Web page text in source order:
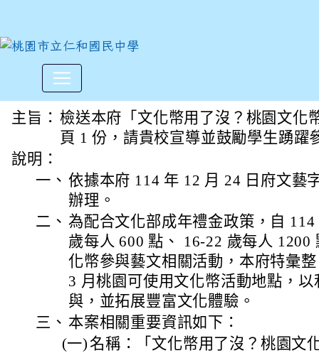
「文化幣用了沒？桃園文化幣
主旨： 檢送本府「文化幣用了沒？桃園文化
頁 1 份，請貴校宣導並鼓勵學生踴躍
說明：
一、 依據本府 114 年 12 月 24 日府文藝
辦理。
二、 為配合文化部成年禮金政策，自
歲每人 600 點、 16-22 歲每人
化幣參與藝文相關活動，本府特彙
3 月桃園可使用文化幣活動地點，
與，並拓展豐富文化體驗。
三、 本案相關重要資訊如下：
(一) 名稱：「文化幣用了沒？桃園文